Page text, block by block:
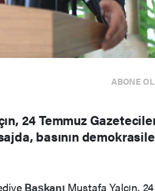
ABONE OL
24 Temmuz
basının
Başkanı Mustafa Yalçın,